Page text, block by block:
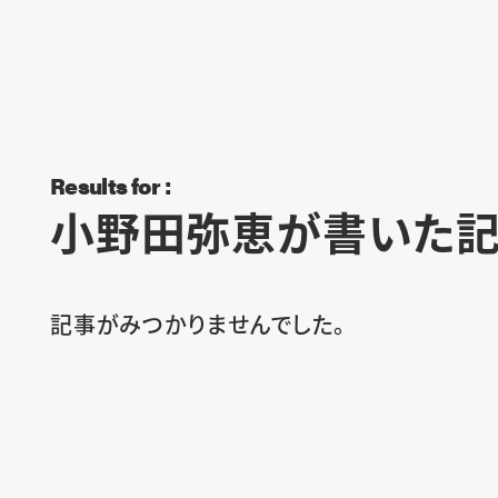
Results for :
小野田弥恵が書いた
記事がみつかりませんでした。